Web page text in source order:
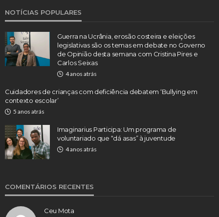
NOTÍCIAS POPULARES
Guerra na Ucrânia, erosão costeira e eleições
legislativas são os temas em debate no Governo
de Opinião desta semana com Cristina Pires e
Carlos Seixas
4 anos atrás
Cuidadores de crianças com deficiência debatem ‘Bullying em
contexto escolar’
5 anos atrás
Imaginarius Participa: Um programa de
voluntariado que “dá asas” à juventude
4 anos atrás
COMENTÁRIOS RECENTES
Ceu Mota